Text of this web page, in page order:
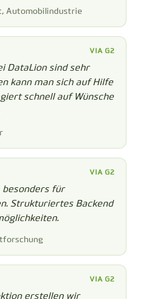
Automobilindustrie
VIA G2
DataLion sind sehr
kann man sich auf Hilfe
schnell auf Wünsche
VIA G2
für
Strukturiertes Backend
VIA G2
erstellen wir